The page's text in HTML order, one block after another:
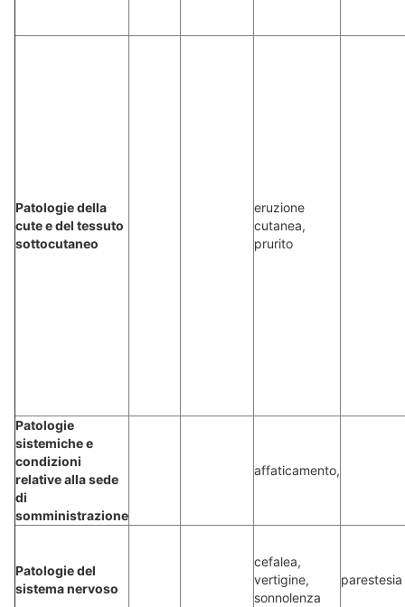
Patologie della
cute e del tessuto
sottocutaneo
eruzione
cutanea,
prurito
Patologie
sistemiche e
condizioni
relative alla sede
di
somministrazione
affaticamento,
Patologie del
sistema nervoso
cefalea,
vertigine,
sonnolenza
parestesia